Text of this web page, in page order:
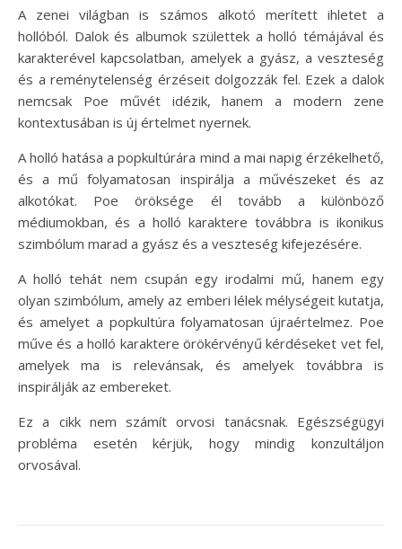
A zenei világban is számos alkotó merített ihletet a
hollóból. Dalok és albumok születtek a holló témájával és
karakterével kapcsolatban, amelyek a gyász, a veszteség
és a reménytelenség érzéseit dolgozzák fel. Ezek a dalok
nemcsak Poe művét idézik, hanem a modern zene
kontextusában is új értelmet nyernek.
A holló hatása a popkultúrára mind a mai napig érzékelhető,
és a mű folyamatosan inspirálja a művészeket és az
alkotókat. Poe öröksége él tovább a különböző
médiumokban, és a holló karaktere továbbra is ikonikus
szimbólum marad a gyász és a veszteség kifejezésére.
A holló tehát nem csupán egy irodalmi mű, hanem egy
olyan szimbólum, amely az emberi lélek mélységeit kutatja,
és amelyet a popkultúra folyamatosan újraértelmez. Poe
műve és a holló karaktere örökérvényű kérdéseket vet fel,
amelyek ma is relevánsak, és amelyek továbbra is
inspirálják az embereket.
Ez a cikk nem számít orvosi tanácsnak. Egészségügyi
probléma esetén kérjük, hogy mindig konzultáljon
orvosával.